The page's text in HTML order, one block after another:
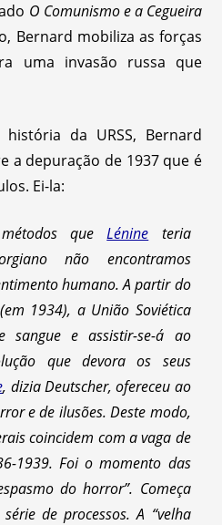
O Comunismo e a Cegueira
Bernard mobiliza as forças
uma invasão russa que
da URSS, Bernard
a depuração de 1937 que é
Ei-la:
queLénine teria
não encontramos
humano. A partir do
1934), a União Soviética
sangue e assistir-se-á ao
que devora os seus
, dizia Deutscher, ofereceu ao
e de ilusões. Deste modo,
coincidem com a vaga de
1939. Foi o momento das
do horror”. Começa
de processos. A “velha